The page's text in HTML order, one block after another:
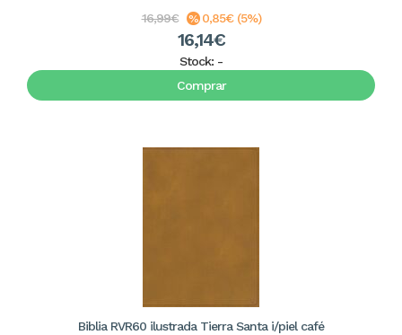
16,99€ 0,85€ (5%)
16,14€
Stock: -
Comprar
Biblia RVR60 ilustrada Tierra Santa i/piel café